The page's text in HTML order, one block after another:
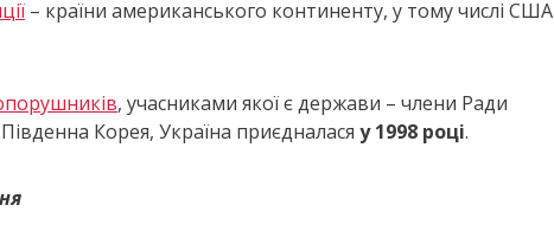
– країни американського континенту, у тому числі США
, учасниками якої є держави – члени Ради
Корея, Україна приєдналася у 1998 році.
я